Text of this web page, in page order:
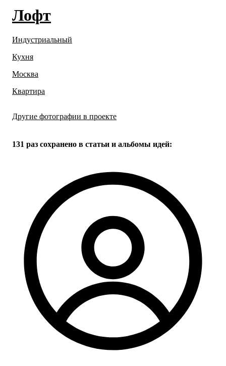
Лофт
Индустриальный
Кухня
Москва
Квартира
Другие фотографии в проекте
131 раз сохранено в статьи и альбомы идей: